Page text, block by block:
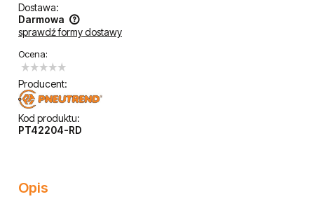
Dostawa:
Darmowa
Cena nie zawiera ewentualnych kosztów płatności
sprawdź formy dostawy
Ocena:
Producent:
Kod produktu:
PT42204-RD
Opis